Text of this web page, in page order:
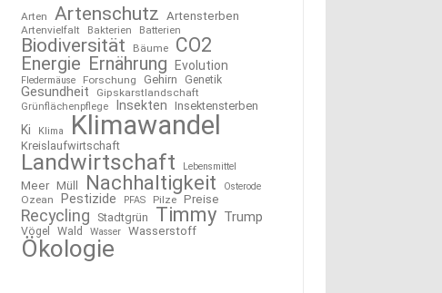
Arten Artenschutz Artensterben
Artenvielfalt Bakterien Batterien
Biodiversität Bäume CO2
Energie Ernährung Evolution
Fledermäuse Forschung Gehirn Genetik
Gesundheit Gipskarstlandschaft
Grünflächenpflege Insekten Insektensterben
Ki Klima Klimawandel
Kreislaufwirtschaft
Landwirtschaft Lebensmittel
Meer Müll Nachhaltigkeit Osterode
Ozean Pestizide PFAS Pilze Preise
Recycling Stadtgrün Timmy Trump
Vögel Wald Wasser Wasserstoff
Ökologie